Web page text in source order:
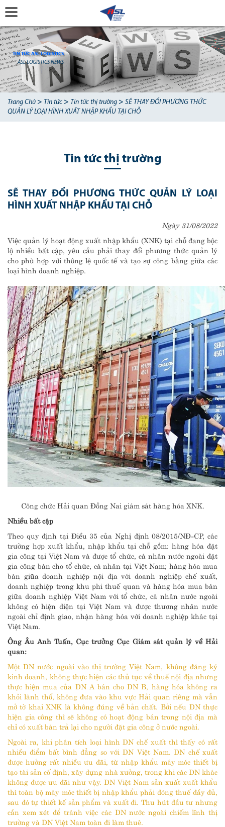
TIN TỨC ASL LOGISTICS
ASL LOGISTICS NEWS
Trang Chủ > Tin tức > Tin tức thị trường > SẼ THAY ĐỔI PHƯƠNG THỨC
QUẢN LÝ LOẠI HÌNH XUẤT NHẬP KHẨU TẠI CHỖ
Tin tức thị trường
SẼ THAY ĐỔI PHƯƠNG THỨC QUẢN LÝ LOẠI
HÌNH XUẤT NHẬP KHẨU TẠI CHỖ
Ngày 31/08/2022
Việc quản lý hoạt động xuất nhập khẩu (XNK) tại chỗ đang bộc
lộ nhiều bất cập, yêu cầu phải thay đổi phương thức quản lý
cho phù hợp với thông lệ quốc tế và tạo sự công bằng giữa các
loại hình doanh nghiệp.
Công chức Hải quan Đồng Nai giám sát hàng hóa XNK.
Nhiều bất cập
Theo quy định tại Điều 35 của Nghị định 08/2015/NĐ-CP, các
trường hợp xuất khẩu, nhập khẩu tại chỗ gồm: hàng hóa đặt
gia công tại Việt Nam và được tổ chức, cá nhân nước ngoài đặt
gia công bán cho tổ chức, cá nhân tại Việt Nam; hàng hóa mua
bán giữa doanh nghiệp nội địa với doanh nghiệp chế xuất,
doanh nghiệp trong khu phi thuế quan và hàng hóa mua bán
giữa doanh nghiệp Việt Nam với tổ chức, cá nhân nước ngoài
không có hiện diện tại Việt Nam và được thương nhân nước
ngoài chỉ định giao, nhận hàng hóa với doanh nghiệp khác tại
Việt Nam.
Ông Âu Anh Tuấn, Cục trưởng Cục Giám sát quản lý về Hải
quan:
Một DN nước ngoài vào thị trường Việt Nam, không đăng ký
kinh doanh, không thực hiện các thủ tục về thuế nội địa nhưng
thực hiện mua của DN A bán cho DN B, hàng hóa không ra
khỏi lãnh thổ, không đưa vào khu vực Hải quan riêng mà vẫn
mở tờ khai XNK là không đúng về bản chất. Bởi nếu DN thực
hiện gia công thì sẽ không có hoạt động bán trong nội địa mà
chỉ có xuất bán trả lại cho người đặt gia công ở nước ngoài.
Ngoài ra, khi phân tích loại hình DN chế xuất thì thấy có rất
nhiều điểm bất bình đẳng so với DN Việt Nam. DN chế xuất
được hưởng rất nhiều ưu đãi, từ nhập khẩu máy móc thiết bị
tạo tài sản cố định, xây dựng nhà xưởng, trong khi các DN khác
không được ưu đãi như vậy. DN Việt Nam sản xuất xuất khẩu
thì toàn bộ máy móc thiết bị nhập khẩu phải đóng thuế đầy đủ,
sau đó tự thiết kế sản phẩm và xuất đi. Thu hút đầu tư nhưng
cần xem xét để tránh việc các DN nước ngoài chiếm lĩnh thị
trường và DN Việt Nam toàn đi làm thuê.